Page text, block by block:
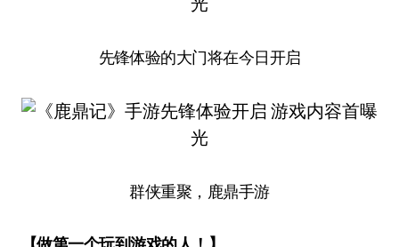
先锋体验的大门将在今日开启
群侠重聚，鹿鼎手游